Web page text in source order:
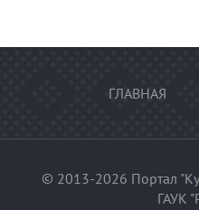
ГЛАВНАЯ
© 2013-2026 Портал
ГАУК